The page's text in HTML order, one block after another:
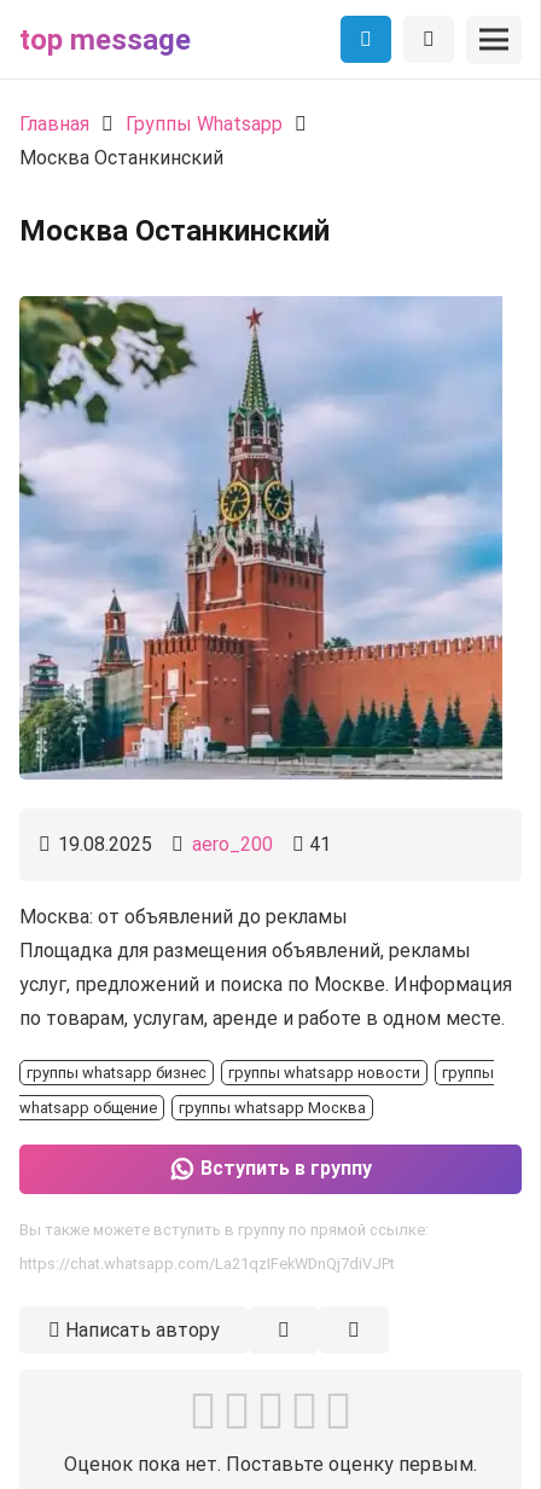
top message
Главная
Группы Whatsapp
Москва Останкинский
Москва Останкинский
19.08.2025 aero_200 41
Москва: от объявлений до рекламы
Площадка для размещения объявлений, рекламы
услуг, предложений и поиска по Москве. Информация
по товарам, услугам, аренде и работе в одном месте.
группы whatsapp бизнес группы whatsapp новости
группы
whatsapp общение
группы whatsapp Москва
Вступить в группу
Вы также можете вступить в группу по прямой ссылке:
https://chat.whatsapp.com/La21qzIFekWDnQj7diVJPt
Написать автору
Оценок пока нет. Поставьте оценку первым.